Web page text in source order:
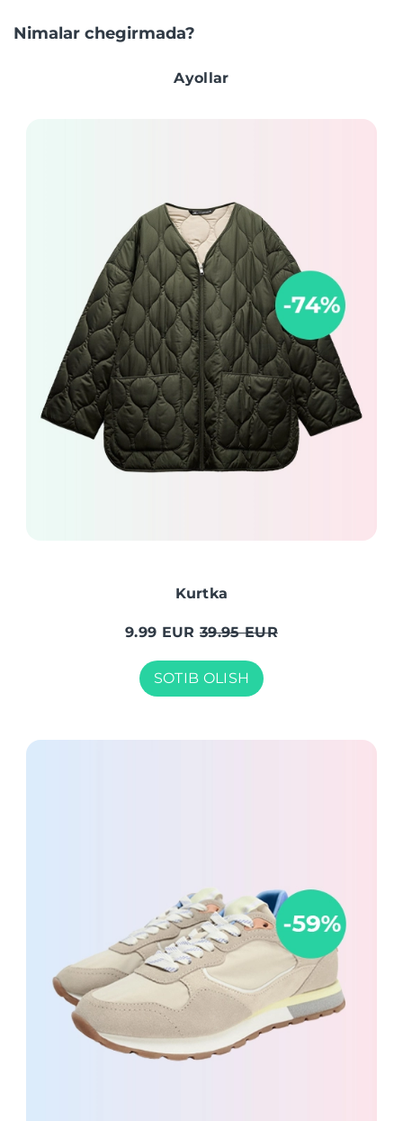
Nimalar chegirmada?
Ayollar
Kurtka
9.99 EUR 39.95 EUR
SOTIB OLISH